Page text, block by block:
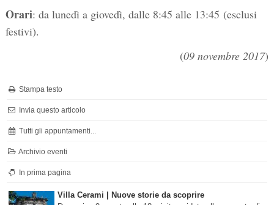
Orari: da lunedì a giovedì, dalle 8:45 alle 13:45 (esclusi
festivi).
(09 novembre 2017)
Stampa testo
Invia questo articolo
Tutti gli appuntamenti...
Archivio eventi
In prima pagina
Villa Cerami | Nuove storie da scoprire